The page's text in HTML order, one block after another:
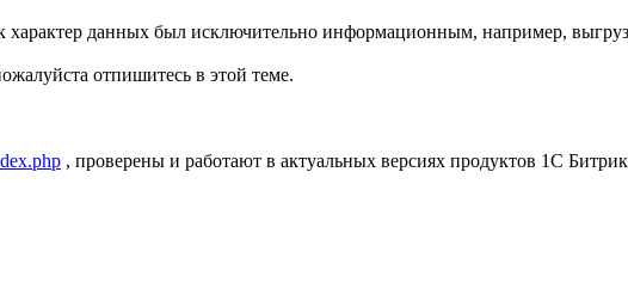
данных был исключительно информационным, например,
отпишитесь в этой теме.
, проверены и работают в актуальных версиях продуктов 1С